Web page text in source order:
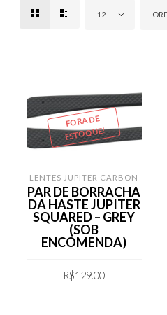
12
FORA DE
ESTOQUE!
LENTES JUPITER CARBON
PAR DE BORRACHA
DA HASTE JUPITER
SQUARED – GREY
(SOB
ENCOMENDA)
R$129.00